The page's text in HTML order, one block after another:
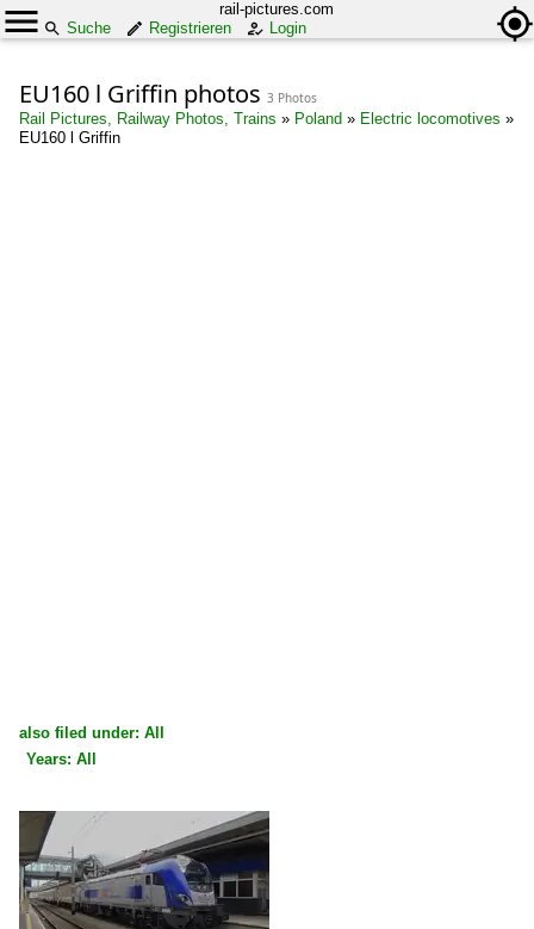
rail-pictures.com
Suche
Registrieren Login
EU160 l Griffin photos 3 Photos
Rail Pictures, Railway Photos, Trains » Poland » Electric locomotives »
EU160 l Griffin
also filed under: All
Years: All
All years
2020
2021